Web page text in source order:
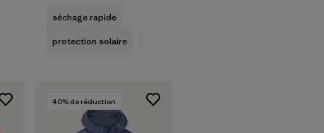
séchage rapide
protection solaire
40% de réduction